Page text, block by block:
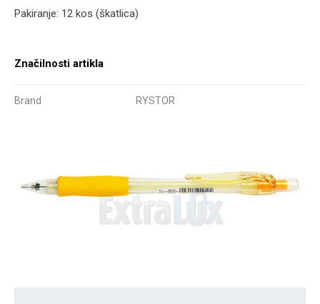
Pakiranje: 12 kos (škatlica)
Značilnosti artikla
Brand RYSTOR